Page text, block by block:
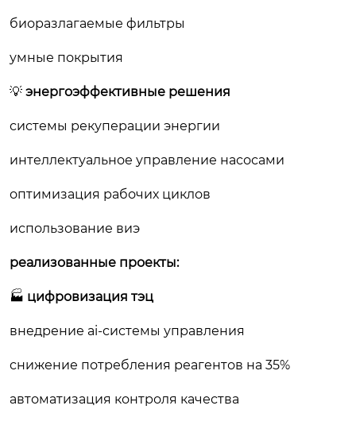
биоразлагаемые фильтры
умные покрытия
💡 энергоэффективные решения
системы рекуперации энергии
интеллектуальное управление насосами
оптимизация рабочих циклов
использование виэ
реализованные проекты:
🏭 цифровизация тэц
внедрение ai-системы управления
снижение потребления реагентов на 35%
автоматизация контроля качества